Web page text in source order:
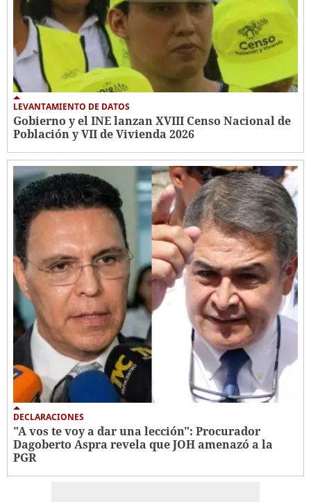
LEVANTAMIENTO DE DATOS
Gobierno y el INE lanzan XVIII Censo Nacional de
Población y VII de Vivienda 2026
DECLARACIONES
"A vos te voy a dar una lección": Procurador
Dagoberto Aspra revela que JOH amenazó a la
PGR